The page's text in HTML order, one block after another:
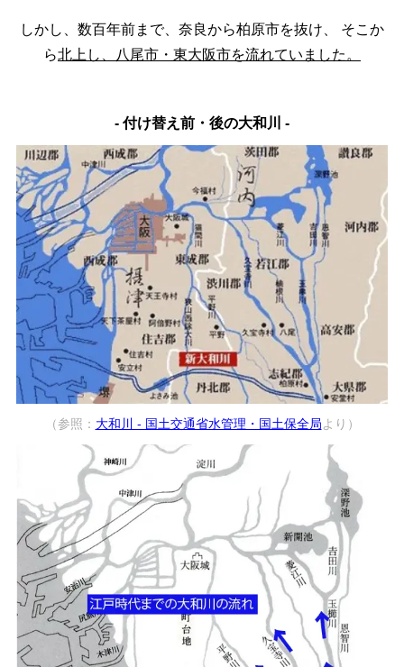
しかし、数百年前まで、奈良から柏原市を抜け、
そこか
ら北上し、八尾市・東大阪市を流れていました。
- 付け替え前・後の大和川 -
（参照： 大和川 - 国土交通省水管理・国土保全局より）